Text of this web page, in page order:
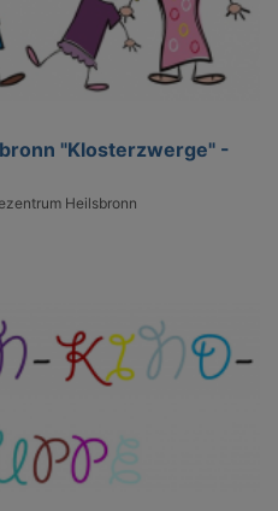
"Klosterzwerge" -
Heilsbronn